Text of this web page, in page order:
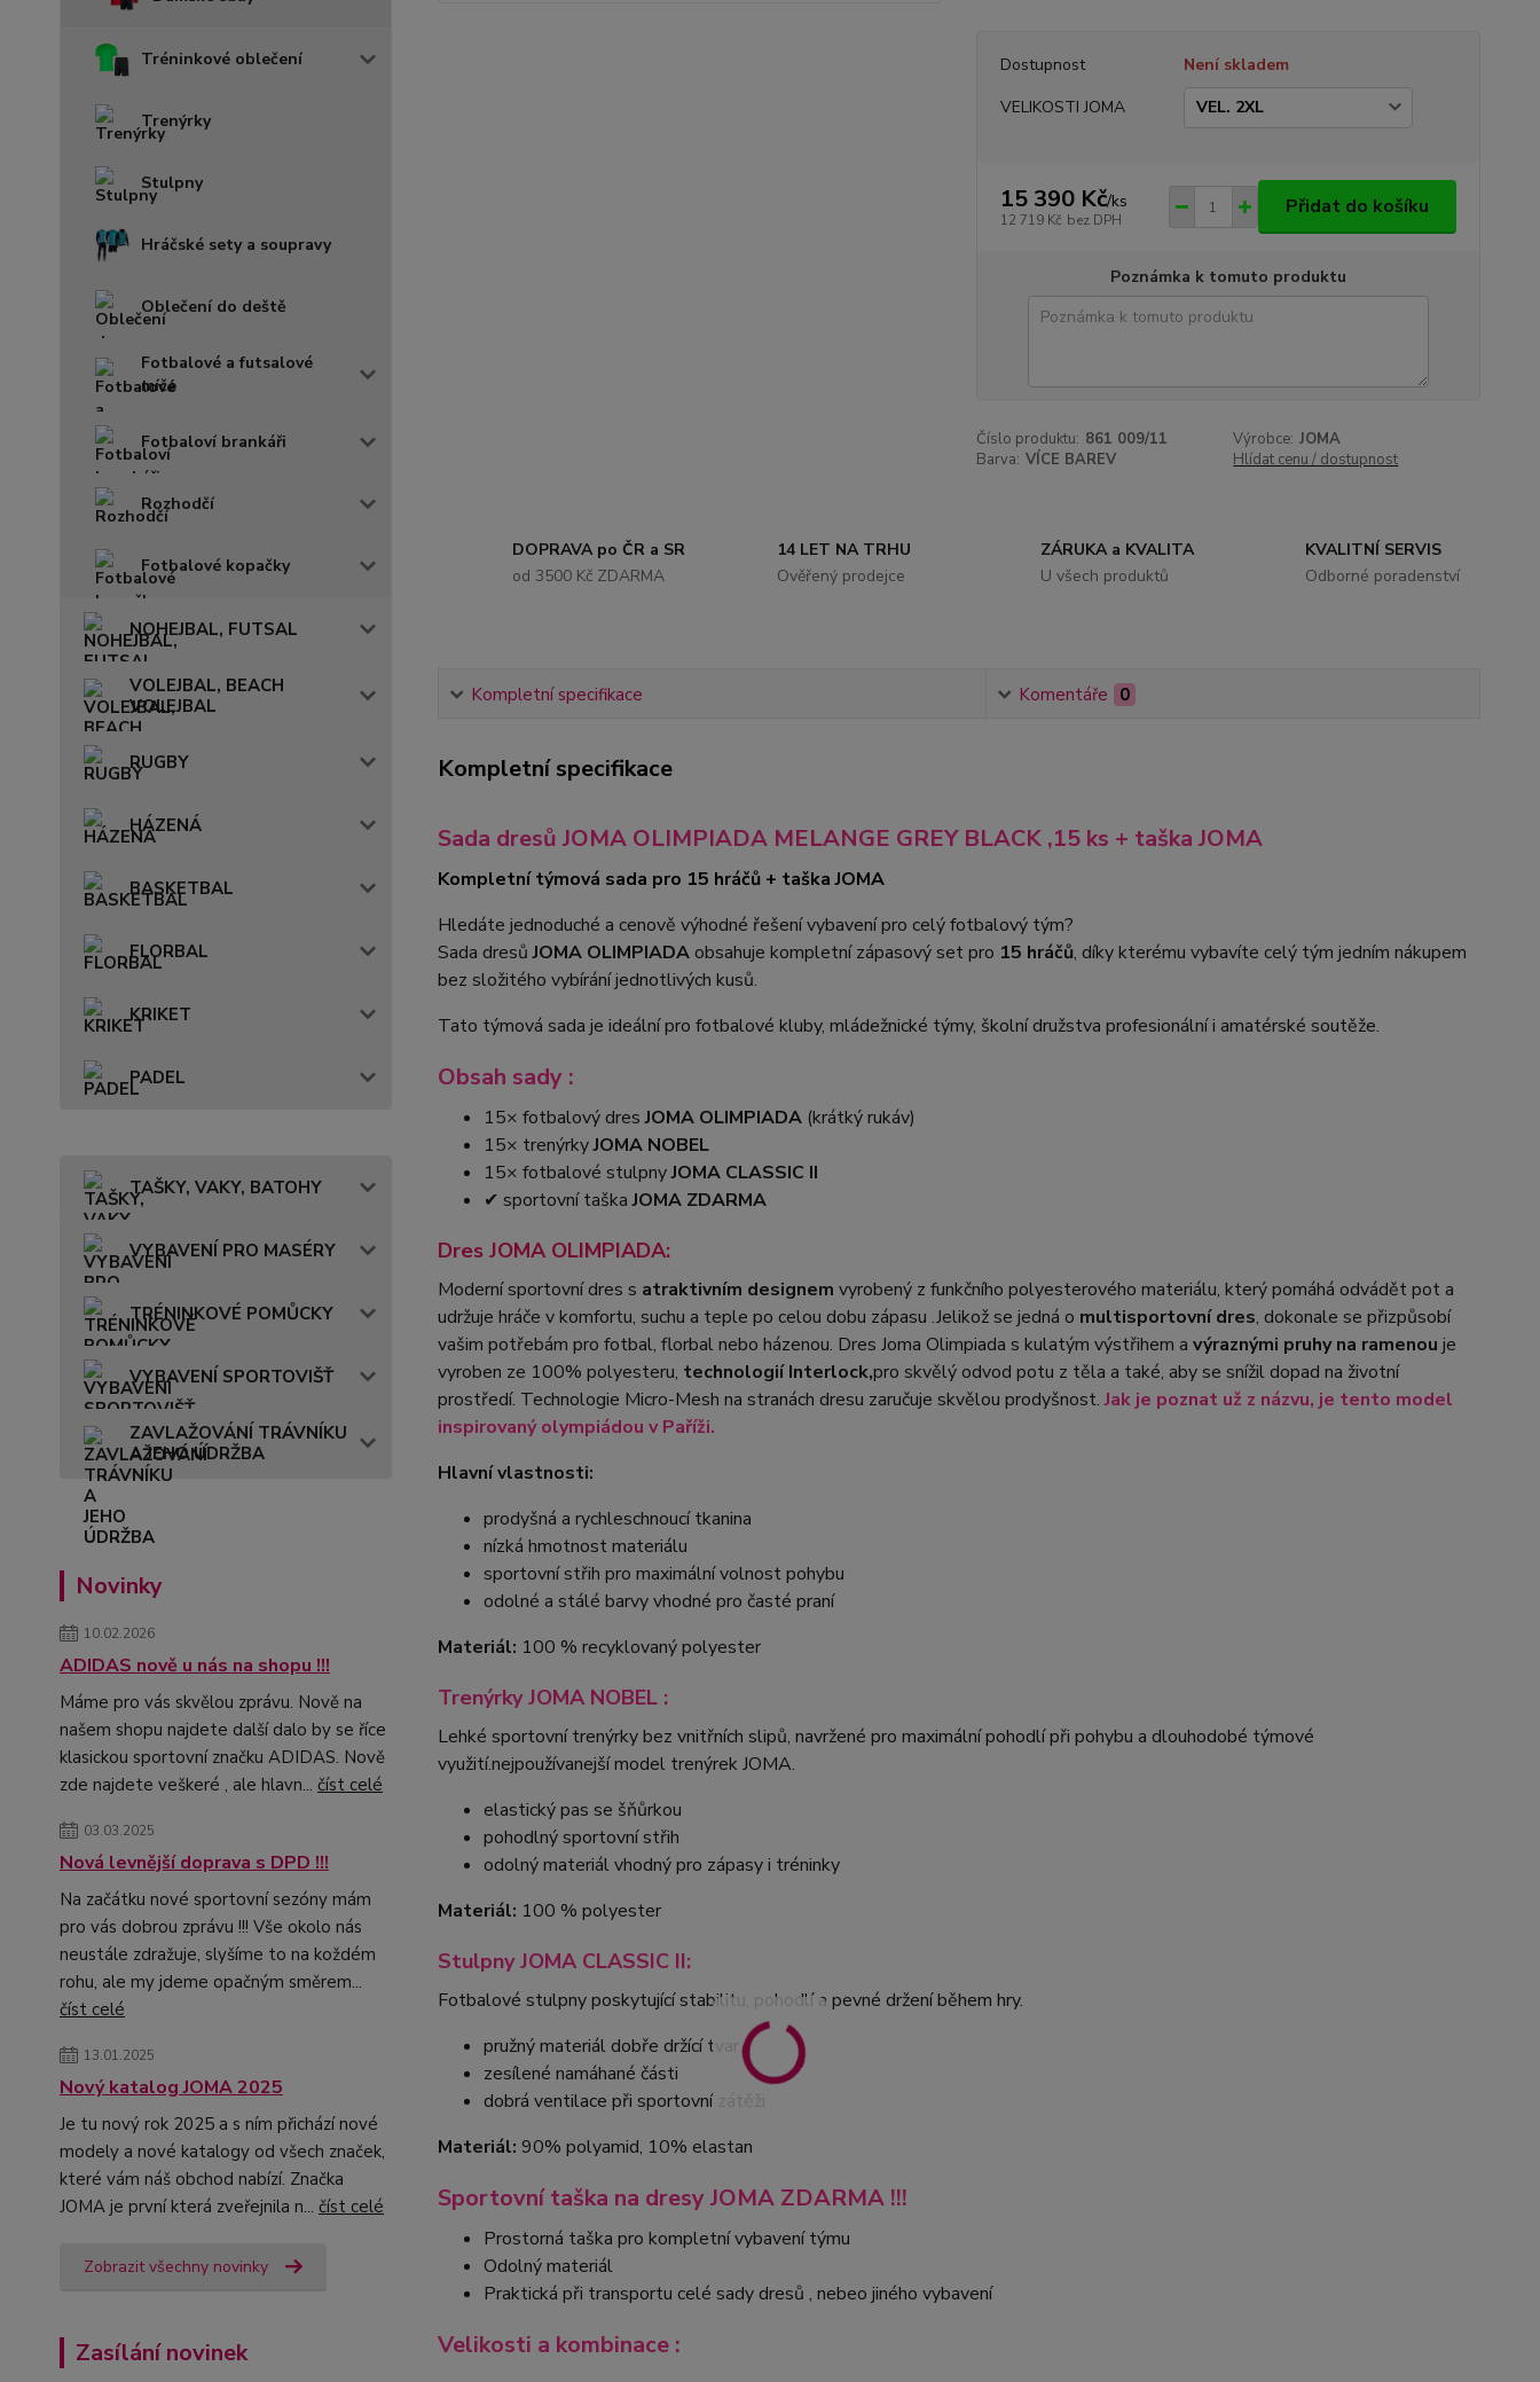
Tréninkové oblečení
Trenýrky
Stulpny
Hráčské sety a soupravy
Oblečení do deště
Fotbalové a futsalové
míče
Fotbaloví brankáři
Rozhodčí
Fotbalové kopačky
NOHEJBAL, FUTSAL
VOLEJBAL, BEACH
VOLEJBAL
RUGBY
HÁZENÁ
BASKETBAL
FLORBAL
KRIKET
PADEL
TAŠKY, VAKY, BATOHY
VYBAVENÍ PRO MASÉRY
TRÉNINKOVÉ POMŮCKY
VYBAVENÍ SPORTOVIŠŤ
ZAVLAŽOVÁNÍ TRÁVNÍKU
A JEHO ÚDRŽBA
Novinky
10.02.2026
ADIDAS nově u nás na shopu !!!
Máme pro vás skvělou zprávu. Nově na
našem shopu najdete další dalo by se říce
klasickou sportovní značku ADIDAS. Nově
zde najdete veškeré , ale hlavn... číst celé
03.03.2025
Nová levnější doprava s DPD !!!
Na začátku nové sportovní sezóny mám
pro vás dobrou zprávu !!! Vše okolo nás
neustále zdražuje, slyšíme to na koždém
rohu, ale my jdeme opačným směrem...
číst celé
13.01.2025
Nový katalog JOMA 2025
Je tu nový rok 2025 a s ním přichází nové
modely a nové katalogy od všech značek,
které vám náš obchod nabízí. Značka
JOMA je první která zveřejnila n... číst celé
Zobrazit všechny novinky
Zasílání novinek
Dostupnost
Není skladem
VELIKOSTI JOMA
15 390 Kč/ks
12 719 Kč bez DPH
Přidat do košíku
Poznámka k tomuto produktu
Číslo produktu: 861 009/11 Výrobce: JOMA
Barva: VÍCE BAREV Hlídat cenu / dostupnost
DOPRAVA po ČR a SR
od 3500 Kč ZDARMA
14 LET NA TRHU
Ověřený prodejce
ZÁRUKA a KVALITA
U všech produktů
KVALITNÍ SERVIS
Odborné poradenství
Kompletní specifikace Komentáře 0
Kompletní specifikace
Sada dresů JOMA OLIMPIADA MELANGE GREY BLACK ,15 ks + taška JOMA
Kompletní týmová sada pro 15 hráčů + taška JOMA
Hledáte jednoduché a cenově výhodné řešení vybavení pro celý fotbalový tým?
Sada dresůJOMA OLIMPIADA obsahuje kompletní zápasový set pro 15 hráčů, díky kterému vybavíte celý tým jedním nákupem
bez složitého vybírání jednotlivých kusů.
Tato týmová sada je ideální pro fotbalové kluby, mládežnické týmy, školní družstva profesionální i amatérské soutěže.
Obsah sady :
15× fotbalový dresJOMA OLIMPIADA (krátký rukáv)
15× trenýrkyJOMA NOBEL
15× fotbalové stulpnyJOMA CLASSIC II
✔ sportovní taškaJOMA ZDARMA
Dres JOMA OLIMPIADA:
Moderní sportovní dres s atraktivním designem vyrobený z funkčního polyesterového materiálu, který pomáhá odvádět pot a
udržuje hráče v komfortu, suchu a teple po celou dobu zápasu .Jelikož se jedná o multisportovní dres, dokonale se přizpůsobí
vašim potřebám pro fotbal, florbal nebo házenou. Dres Joma Olimpiada s kulatým výstřihem a výraznými pruhy na ramenou je
vyroben ze 100% polyesteru, technologií Interlock,pro skvělý odvod potu z těla a také, aby se snížil dopad na životní
prostředí. Technologie Micro-Mesh na stranách dresu zaručuje skvělou prodyšnost.Jak je poznat už z názvu, je tento model
inspirovaný olympiádou v Paříži.
Hlavní vlastnosti:
prodyšná a rychleschnoucí tkanina
nízká hmotnost materiálu
sportovní střih pro maximální volnost pohybu
odolné a stálé barvy vhodné pro časté praní
Materiál: 100 % recyklovaný polyester
Trenýrky JOMA NOBEL :
Lehké sportovní trenýrky bez vnitřních slipů, navržené pro maximální pohodlí při pohybu a dlouhodobé týmové
využití.nejpoužívanejší model trenýrek JOMA.
elastický pas se šňůrkou
pohodlný sportovní střih
odolný materiál vhodný pro zápasy i tréninky
Materiál: 100 % polyester
Stulpny JOMA CLASSIC II:
Fotbalové stulpny poskytující stabilitu, pohodlí a pevné držení během hry.
pružný materiál dobře držící tvar
zesílené namáhané části
dobrá ventilace při sportovní zátěži
Materiál: 90% polyamid, 10% elastan
Sportovní taška na dresy JOMA ZDARMA !!!
Prostorná taška pro kompletní vybavení týmu
Odolný materiál
Praktická při transportu celé sady dresů , nebeo jiného vybavení
Velikosti a kombinace :